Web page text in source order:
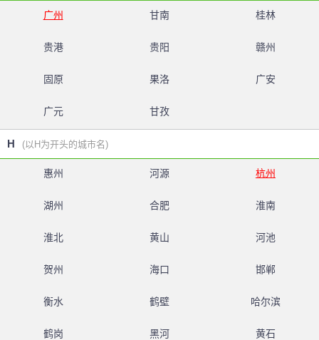
广州 甘南 桂林
贵港 贵阳 赣州
固原 果洛 广安
广元 甘孜
H (以H为开头的城市名)
惠州 河源 杭州
湖州 合肥 淮南
淮北 黄山 河池
贺州 海口 邯郸
衡水 鹤壁 哈尔滨
鹤岗 黑河 黄石